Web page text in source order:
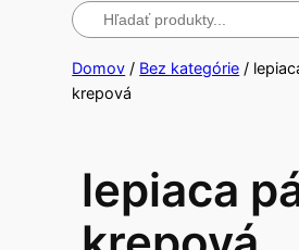
Hľadanie
Domov / Bez kategórie /
krepová
lepiaca